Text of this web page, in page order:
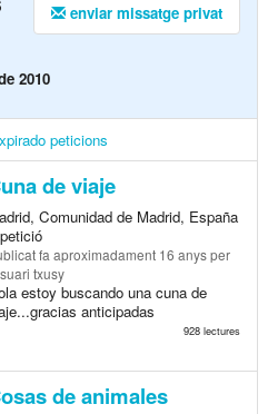
enviar missatge privat
2010
peticions
de viaje
Comunidad de Madrid, España
fa aproximadament 16 anysper
txusy
estoy buscando una cuna de
anticipadas
928 lectures
de animales